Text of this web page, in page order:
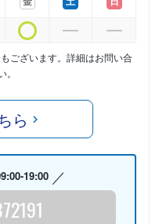
ございます。詳細はお問い合
ら
19:00